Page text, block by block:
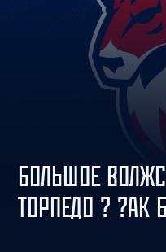
БОЛЬШОЕ
ТОРПЕДО ? ?АК